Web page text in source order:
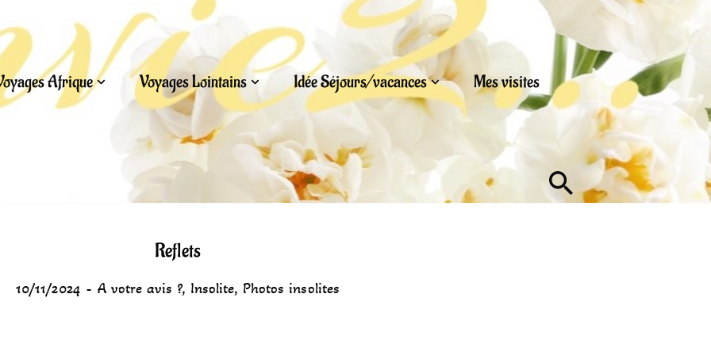
Afrique Voyages Lointains Idée Séjours/vacances Mes visites
Reflets
10/11/2024 A votre avis ?, Insolite, Photos insolites